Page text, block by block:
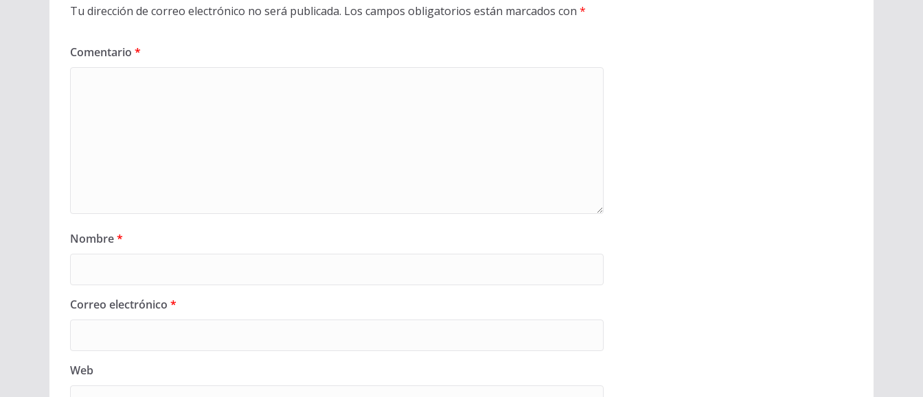
Tu dirección de correo electrónico no será publicada. Los campos obligatorios están marcados con *
Comentario *
Nombre*
Correo electrónico *
Web